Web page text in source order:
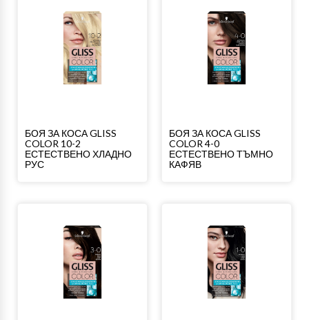
БОЯ ЗА КОСА GLISS
COLOR 10-2
ЕСТЕСТВЕНО ХЛАДНО
РУС
БОЯ ЗА КОСА GLISS
COLOR 4-0
ЕСТЕСТВЕНО ТЪМНО
КАФЯВ